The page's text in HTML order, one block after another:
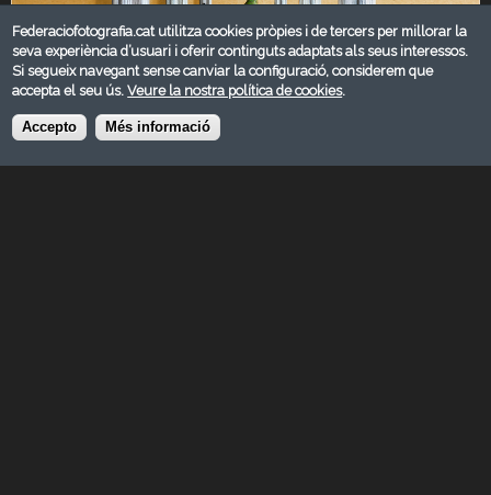
Federaciofotografia.cat utilitza cookies pròpies i de tercers per millorar la
seva experiència d’usuari i oferir continguts adaptats als seus interessos.
Si segueix navegant sense canviar la configuració, considerem que
accepta el seu ús.Veure la nostra política de cookies.
Accepto Més informació